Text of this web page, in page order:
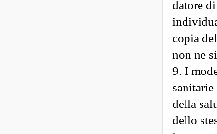
datore
copia
non ne
9. I
della
dello